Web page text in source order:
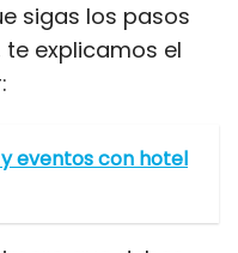
sigas los pasos
explicamos el
eventos con hotel